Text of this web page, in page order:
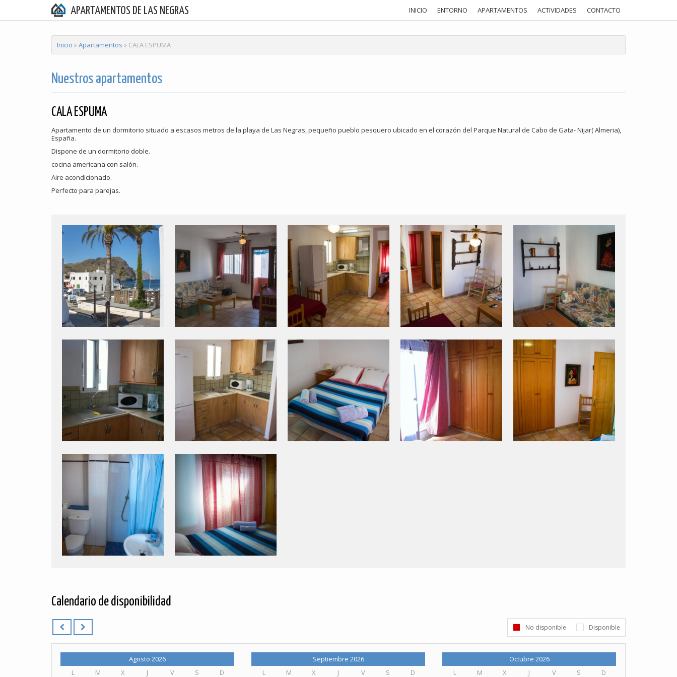
APARTAMENTOS DE LAS NEGRAS INICIO ENTORNO APARTAMENTOS ACTIVIDADES CONTACTO
Inicio »Apartamentos » CALA ESPUMA
Nuestros apartamentos
CALA ESPUMA
Apartamento de un dormitorio situado a escasos metros de la playa de Las Negras, pequeño pueblo pesquero ubicado en el corazón del Parque Natural de Cabo de Gata- Nijar( Almeria),
España.
Dispone de un dormitorio doble.
cocina americana con salón.
Aire acondicionado.
Perfecto para parejas.
Calendario de disponibilidad
Disponible
No disponible
Agosto 2026
L
M X J V S D
Septiembre 2026
L
M X J V S D
Octubre 2026
L
M X J V S D